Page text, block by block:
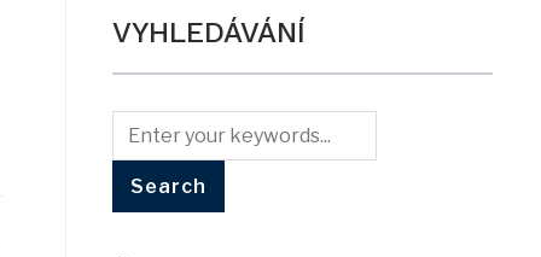
VYHLEDÁVÁNÍ